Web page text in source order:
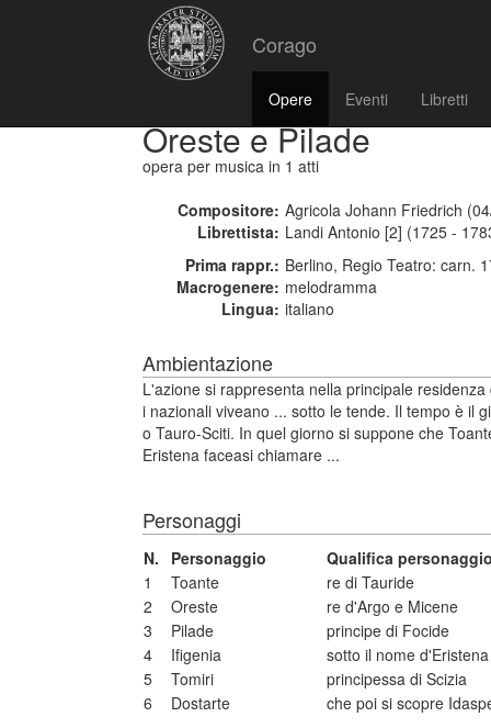
Corago
Opere Eventi Libretti
Oreste e Pilade
opera per musica in 1 atti
Compositore: Agricola Johann Friedrich
Librettista: Landi Antonio [2] (1725 -
Prima rappr.: Berlino, Regio Teatro: carn.
Macrogenere: melodramma
Lingua: italiano
Ambientazione
L'azione si rappresenta nella principale
i nazionali viveano ... sotto le tende. Il tempo è il
o Tauro-Sciti. In quel giorno si suppone che
Eristena faceasi chiamare ...
Personaggi
N. Personaggio
Qualifica
1
Toante
re di Tauride
2
Oreste
re d'Argo e Micene
3
Pilade
principe di Focide
4
Ifigenia
sotto il nome d'Eristena
5
Tomiri
principessa di Scizia
6
Dostarte che poi si scopre